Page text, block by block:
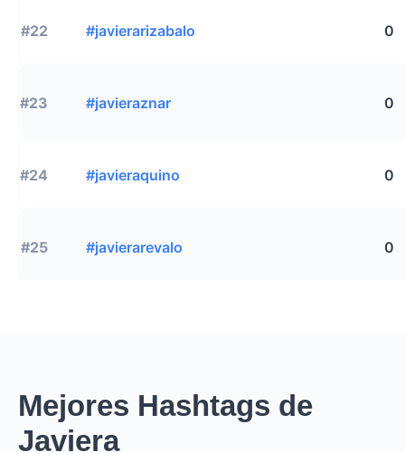
#22 #javierarizabalo 0
#23 #javieraznar 0
#24 #javieraquino 0
#25 #javierarevalo 0
Mejores Hashtags de
Javiera